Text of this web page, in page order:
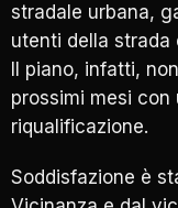
stradale urbana,
utenti della strada
Il piano, infatti,
prossimi mesi
riqualificazione.
Soddisfazione è